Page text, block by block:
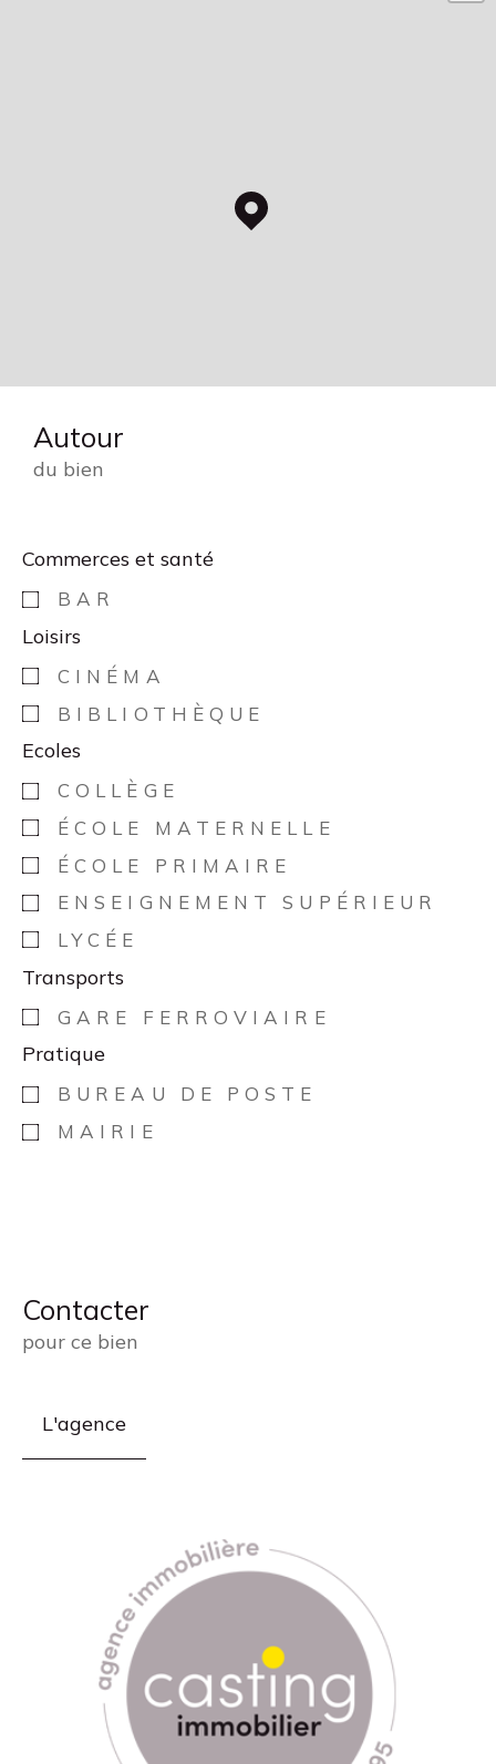
Autour
du bien
Commerces et santé
BAR
Loisirs
CINÉMA
BIBLIOTHÈQUE
Ecoles
COLLÈGE
ÉCOLE MATERNELLE
ÉCOLE PRIMAIRE
ENSEIGNEMENT SUPÉRIEUR
LYCÉE
Transports
GARE FERROVIAIRE
Pratique
BUREAU DE POSTE
MAIRIE
Contacter
pour ce bien
L'agence